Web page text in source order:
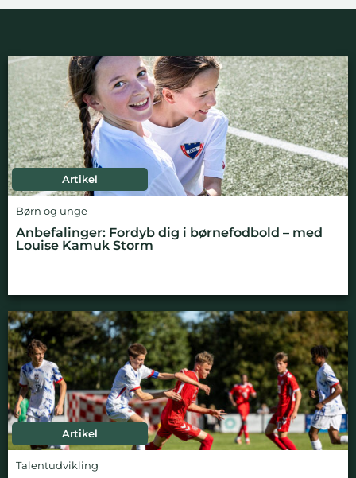
Artikel
Børn og unge
Anbefalinger: Fordyb dig i børnefodbold – med
Louise Kamuk Storm
Artikel
Talentudvikling